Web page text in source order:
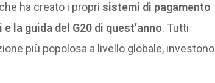
ha creato i propri sistemi di pagamento
la guida del G20 di quest’anno. Tutti
più popolosa a livello globale, investono